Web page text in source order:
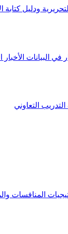
ودليل كتابة
في البيانات الأخبار
التدريب التعاوني
المنافسات